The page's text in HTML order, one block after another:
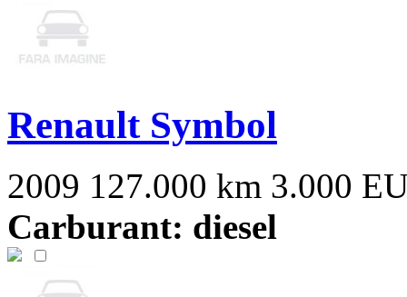
Renault Symbol
2009 127.000 km 3.000
Carburant: diesel